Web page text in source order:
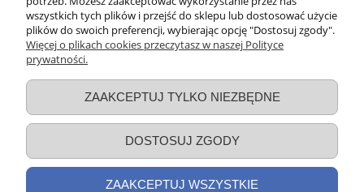
Deklaracja zgodności z Dyrektywą 2004/108/EC w
zakresie kompatybilności elektromagnetycznej
Deklaracja zgodności z Dyrektywą 2006/95/EC -
niskonapięciowa dla sprzętu elektrycznego Deklaracja
RoHS dotyczącą ograniczeń zastosowania substancji
niebezpiecznych Deklaracja do Dyrektywy
2002/96/EC dotyczącą minimalizowania
negatywnego wpływu odpadów elektronicznych na
środowisko Świadectwo Zdrowia wystawione przez
producenta Deklaracja do Dyrektywy 1935/2004/EC
potwierdzająca, że użyte materiały i artykuły są
przeznaczone do kontaktu z żywnością
wszystkich tych plików i przejść do sklepu lub dostosować użycie
plików do swoich preferencji, wybierając opcję "Dostosuj zgody".
Więcej o plikach cookies przeczytasz w naszej Polityce
prywatności.
ZAAKCEPTUJ TYLKO NIEZBĘDNE
DOSTOSUJ ZGODY
ZAAKCEPTUJ WSZYSTKIE